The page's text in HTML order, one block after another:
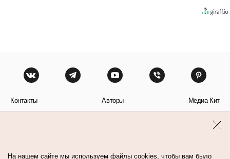
Контакты Авторы Медиа-Кит
На нашем сайте мы используем файлы cookies, чтобы вам было